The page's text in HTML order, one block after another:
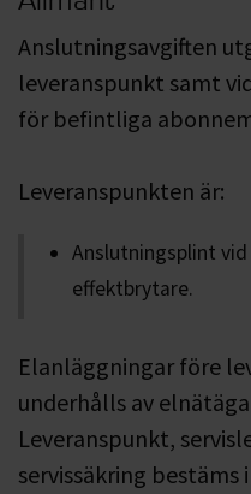
Anslutningsavgiften
leveranspunkt samt
för befintliga
Leveranspunkten är:
Anslutningsplint
effektbrytare.
Elanläggningar före
underhålls av
Leveranspunkt,
servissäkring bestäms